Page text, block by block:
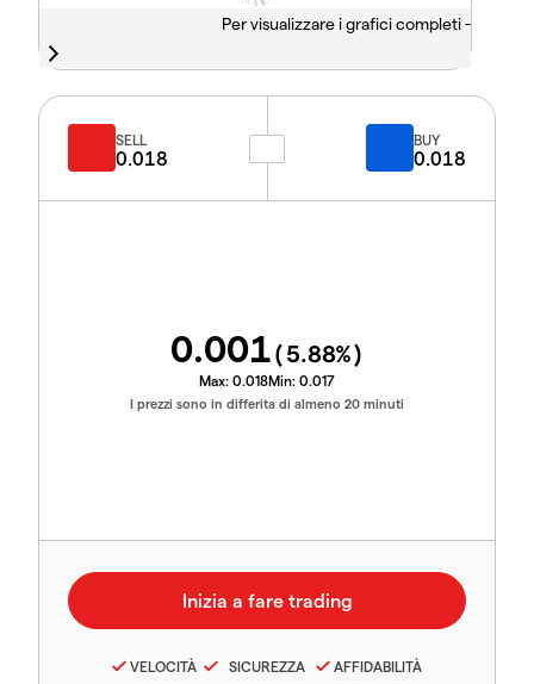
Per visualizzare i grafici completi -
SELL
0.018
BUY
0.018
0.001(5.88%)
Max: 0.018Min: 0.017
I prezzi sono in differita di almeno 20 minuti
VELOCITÀ SICUREZZA AFFIDABILITÀ